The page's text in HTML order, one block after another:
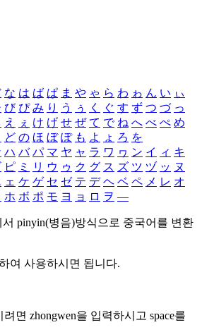
な は ば ぱ ま や ゃ ら わ ゎ ん い ぃ
び ぴ み り う ぅ く ぐ す ず つ づ っ
え ぇ け げ せ ぜ て で ね へ べ ぺ め
ど の ほ ぼ ぽ も よ ょ ろ を
ハ バ パ マ ヤ ャ ラ ワ ヮ ン イ ィ キ
ピ ミ リ ウ ゥ ク グ ス ズ ツ ヅ ッ ヌ
ェ ケ ゲ セ ゼ テ デ ヘ ベ ペ メ レ オ
ホ ボ ポ モ ヨ ョ ロ ヲ ―
서 pinyin(병음)방식으로 중국어를 변환
여 사용하시면 됩니다.
려면 zhongwen을 입력하시고 space를